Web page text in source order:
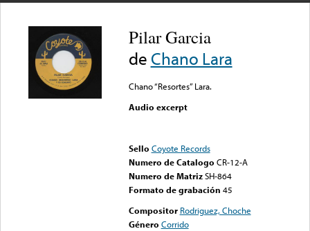
Pilar Garcia
de Chano Lara
Chano “Resortes” Lara.
Audio excerpt
Sello Coyote Records
Numero de Catalogo CR-12-A
Numero de Matriz SH-864
Formato de grabación 45
Compositor Rodriguez, Choche
Género Corrido